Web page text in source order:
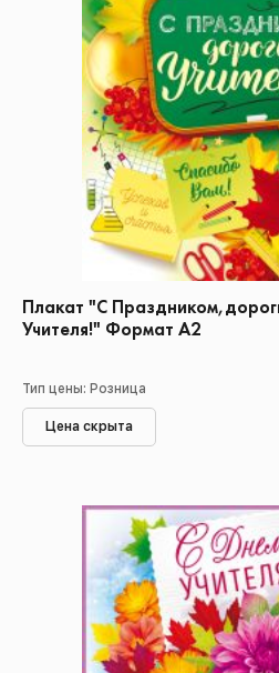
Плакат "С
Учителя!" Формат А2
Тип цены: Розница
Цена скрыта